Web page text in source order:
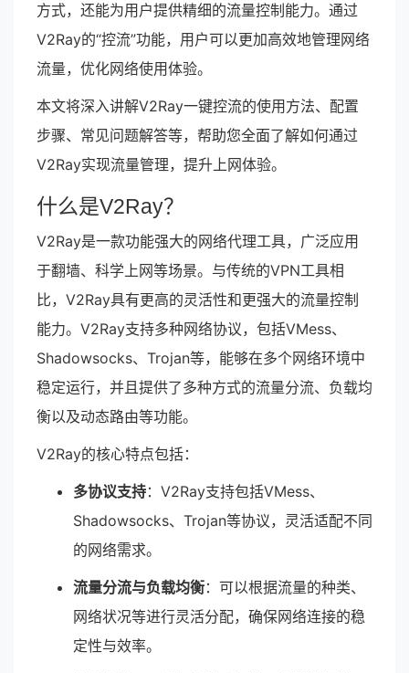
方式，还能为用户提供精细的流量控制能力。通过
V2Ray的“控流”功能，用户可以更加高效地管理网络
流量，优化网络使用体验。
本文将深入讲解V2Ray一键控流的使用方法、配置
步骤、常见问题解答等，帮助您全面了解如何通过
V2Ray实现流量管理，提升上网体验。
什么是V2Ray？
V2Ray是一款功能强大的网络代理工具，广泛应用
于翻墙、科学上网等场景。与传统的VPN工具相
比，V2Ray具有更高的灵活性和更强大的流量控制
能力。V2Ray支持多种网络协议，包括VMess、
Shadowsocks、Trojan等，能够在多个网络环境中
稳定运行，并且提供了多种方式的流量分流、负载均
衡以及动态路由等功能。
V2Ray的核心特点包括：
多协议支持：V2Ray支持包括VMess、
Shadowsocks、Trojan等协议，灵活适配不同
的网络需求。
流量分流与负载均衡：可以根据流量的种类、
网络状况等进行灵活分配，确保网络连接的稳
定性与效率。